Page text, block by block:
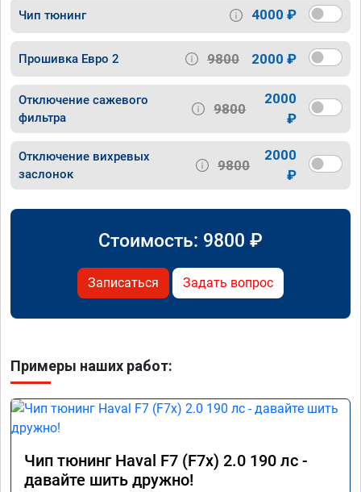
Чип тюнинг 4000 ₽
Прошивка Евро 2 9800 2000 ₽
Отключение сажевого
фильтра
9800
2000
₽
Отключение вихревых
заслонок
9800
2000
₽
Стоимость: 9800 ₽
Записаться Задать вопрос
Примеры наших работ:
Чип тюнинг Haval F7 (F7x) 2.0 190 лс -
давайте шить дружно!